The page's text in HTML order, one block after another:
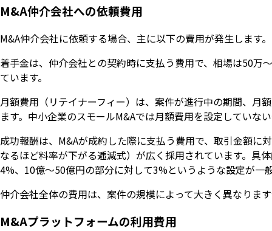
M&A仲介会社への依頼費用
M&A仲介会社に依頼する場合、主に以下の費用が発生します。
着手金は、仲介会社との契約時に支払う費用で、相場は50万
ています。
月額費用（リテイナーフィー）は、案件が進行中の期間、月
ます。中小企業のスモールM&Aでは月額費用を設定していな
成功報酬は、M&Aが成約した際に支払う費用で、取引金額
なるほど料率が下がる逓減式）が広く採用されています。具
4%、10億〜50億円の部分に対して3%というような設定が一
仲介会社全体の費用は、案件の規模によって大きく異なりま
M&Aプラットフォームの利用費用